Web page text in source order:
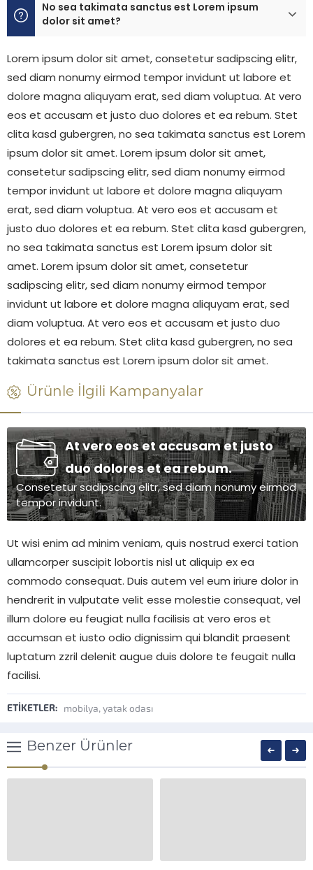
No sea takimata sanctus est Lorem ipsum
dolor sit amet?
Lorem ipsum dolor sit amet, consetetur sadipscing elitr,
sed diam nonumy eirmod tempor invidunt ut labore et
dolore magna aliquyam erat, sed diam voluptua. At vero
eos et accusam et justo duo dolores et ea rebum. Stet
clita kasd gubergren, no sea takimata sanctus est Lorem
ipsum dolor sit amet. Lorem ipsum dolor sit amet,
consetetur sadipscing elitr, sed diam nonumy eirmod
tempor invidunt ut labore et dolore magna aliquyam
erat, sed diam voluptua. At vero eos et accusam et
justo duo dolores et ea rebum. Stet clita kasd gubergren,
no sea takimata sanctus est Lorem ipsum dolor sit
amet. Lorem ipsum dolor sit amet, consetetur
sadipscing elitr, sed diam nonumy eirmod tempor
invidunt ut labore et dolore magna aliquyam erat, sed
diam voluptua. At vero eos et accusam et justo duo
dolores et ea rebum. Stet clita kasd gubergren, no sea
takimata sanctus est Lorem ipsum dolor sit amet.
Ürünle İlgili Kampanyalar
At vero eos et accusam et justo
duo dolores et ea rebum.
Consetetur sadipscing elitr, sed diam nonumy eirmod
tempor invidunt.
Ut wisi enim ad minim veniam, quis nostrud exerci tation
ullamcorper suscipit lobortis nisl ut aliquip ex ea
commodo consequat. Duis autem vel eum iriure dolor in
hendrerit in vulputate velit esse molestie consequat, vel
illum dolore eu feugiat nulla facilisis at vero eros et
accumsan et iusto odio dignissim qui blandit praesent
luptatum zzril delenit augue duis dolore te feugait nulla
facilisi.
ETİKETLER: mobilya,yatak odası
Benzer Ürünler